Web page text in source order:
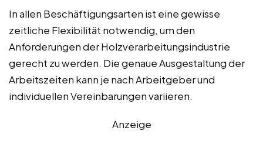
In allen Beschäftigungsarten ist eine gewisse
zeitliche Flexibilität notwendig, um den
Anforderungen der Holzverarbeitungsindustrie
gerecht zu werden. Die genaue Ausgestaltung der
Arbeitszeiten kann je nach Arbeitgeber und
individuellen Vereinbarungen variieren.
Anzeige